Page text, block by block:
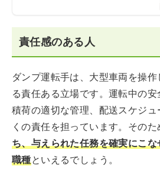
責任感のある人
ダンプ運転手は、大型車両を操
る責任ある立場です。運転中の安
積荷の適切な管理、配送スケジ
くの責任を担っています。そのた
ち、与えられた任務を確実にこ
職種といえるでしょう。